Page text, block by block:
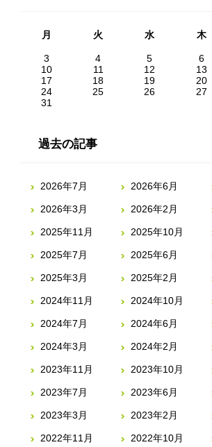
月 火 水 木
3
4 5 6
10
11 12 13
17
18 19 20
24
25 26 27
31
過去の記事
2026年7月 2026年6月
2026年3月 2026年2月
2025年11月 2025年10月
2025年7月 2025年6月
2025年3月 2025年2月
2024年11月 2024年10月
2024年7月 2024年6月
2024年3月 2024年2月
2023年11月 2023年10月
2023年7月 2023年6月
2023年3月 2023年2月
2022年11月 2022年10月